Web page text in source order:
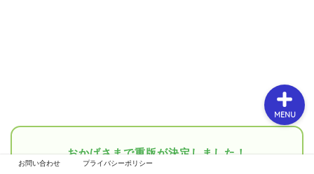
おかげさまで重版が決定しました！
お問い合わせ プライバシーポリシー
MENU